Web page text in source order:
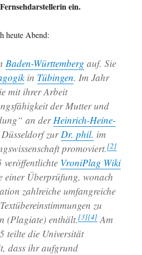
ein.
heute Abend:
Baden-Württemberg auf. Sie
in Tübingen. Im Jahr
mit ihrer Arbeit
der Mutter und
an derHeinrich-Heine-
zurDr. phil. im
promoviert.[2]
VroniPlag Wiki
einer Überprüfung, wonach
zahlreiche umfangreiche
zu
(Plagiate) enthält.[3][4] Am
teilte die Universität
dass ihr aufgrund